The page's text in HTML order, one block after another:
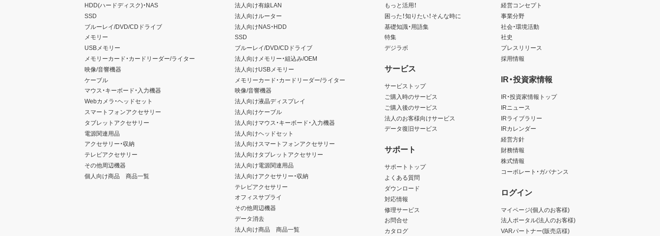
HDD(ハードディスク)・NAS
SSD
ブルーレイ/DVD/CDドライブ
メモリー
USBメモリー
メモリーカード・カードリーダー/ライター
映像/音響機器
ケーブル
マウス・キーボード・入力機器
Webカメラ・ヘッドセット
スマートフォンアクセサリー
タブレットアクセサリー
電源関連用品
アクセサリー・収納
テレビアクセサリー
その他周辺機器
個人向け商品 商品一覧
法人向け有線LAN
法人向けルーター
法人向けNAS・HDD
SSD
ブルーレイ/DVD/CDドライブ
法人向けメモリー・組込み/OEM
法人向けUSBメモリー
メモリーカード・カードリーダー/ライター
映像/音響機器
法人向け液晶ディスプレイ
法人向けケーブル
法人向けマウス・キーボード・入力機器
法人向けヘッドセット
法人向けスマートフォンアクセサリー
法人向けタブレットアクセサリー
法人向け電源関連用品
法人向けアクセサリー・収納
テレビアクセサリー
オフィスサプライ
その他周辺機器
データ消去
法人向け商品 商品一覧
もっと活用！
困った！知りたい！そんな時に
基礎知識・用語集
特集
デジラボ
サービス
サービストップ
ご購入時のサービス
ご購入後のサービス
法人のお客様向けサービス
データ復旧サービス
サポート
サポートトップ
よくある質問
ダウンロード
対応情報
修理サービス
お問合せ
カタログ
経営コンセプト
事業分野
社会・環境活動
社史
プレスリリース
採用情報
IR・投資家情報
IR・投資家情報トップ
IRニュース
IRライブラリー
IRカレンダー
経営方針
財務情報
株式情報
コーポレート・ガバナンス
ログイン
マイページ(個人のお客様)
法人ポータル(法人のお客様)
VARパートナー(販売店様)